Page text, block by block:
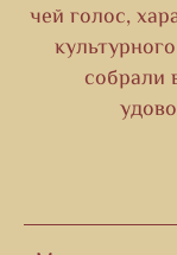
чей голос,
собрали